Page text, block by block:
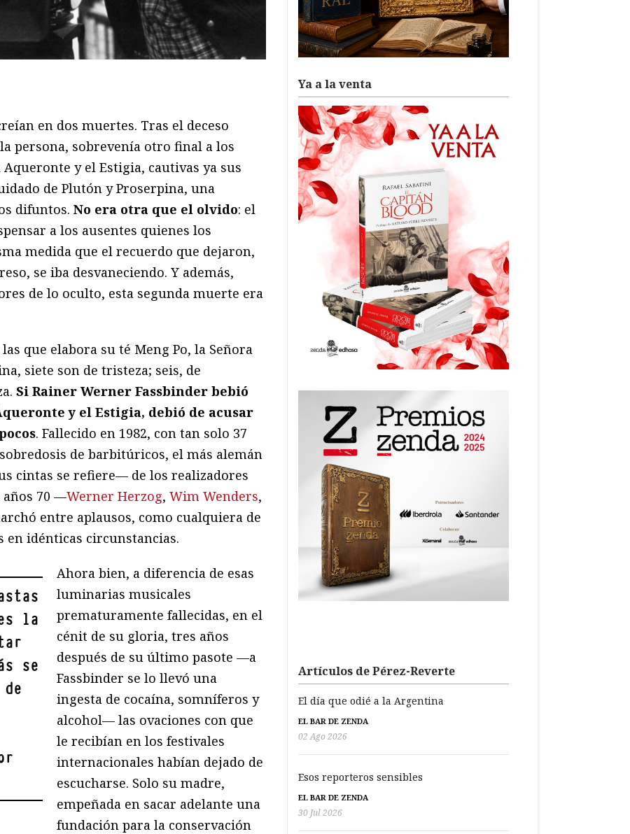
en dos muertes. Tras el deceso
persona, sobrevenía otro final a los
y el Estigia, cautivas ya sus
de Plutón y Proserpina, una
difuntos. No era otra que el olvido: el
a los ausentes quienes los
medida que el recuerdo que dejaron,
se iba desvaneciendo. Y además,
de lo oculto, esta segunda muerte era
que elabora su té Meng Po, la Señora
siete son de tristeza; seis, de
Si Rainer Werner Fassbinder bebió
y el Estigia, debió de acusar
. Fallecido en 1982, con tan solo 37
de barbitúricos, el más alemán
cintas se refiere— de los realizadores
años 70 —Werner Herzog, Wim Wenders,
entre aplausos, como cualquiera de
idénticas circunstancias.
la
se
Ahora bien, a diferencia de esas
luminarias musicales
prematuramente fallecidas, en el
cénit de su gloria, tres años
después de su último pasote —a
Fassbinder se lo llevó una
ingesta de cocaína, somníferos y
alcohol— las ovaciones con que
le recibían en los festivales
internacionales habían dejado de
escucharse. Solo su madre,
empeñada en sacar adelante una
fundación para la conservación
Ya a la venta
Artículos de Pérez-Reverte
El día que odié a la Argentina
EL BAR DE ZENDA
02 Ago 2026
Esos reporteros sensibles
EL BAR DE ZENDA
30 Jul 2026